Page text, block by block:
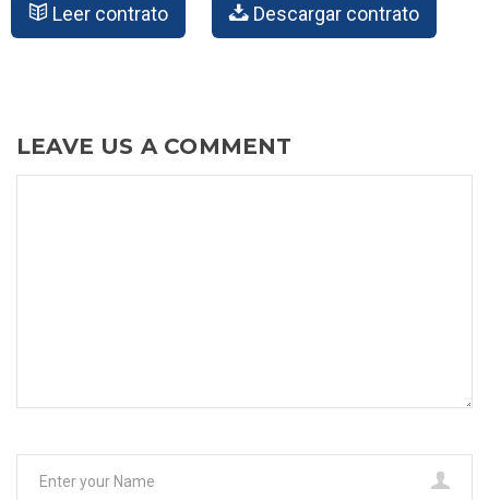
Leer contrato Descargar contrato
LEAVE US A COMMENT